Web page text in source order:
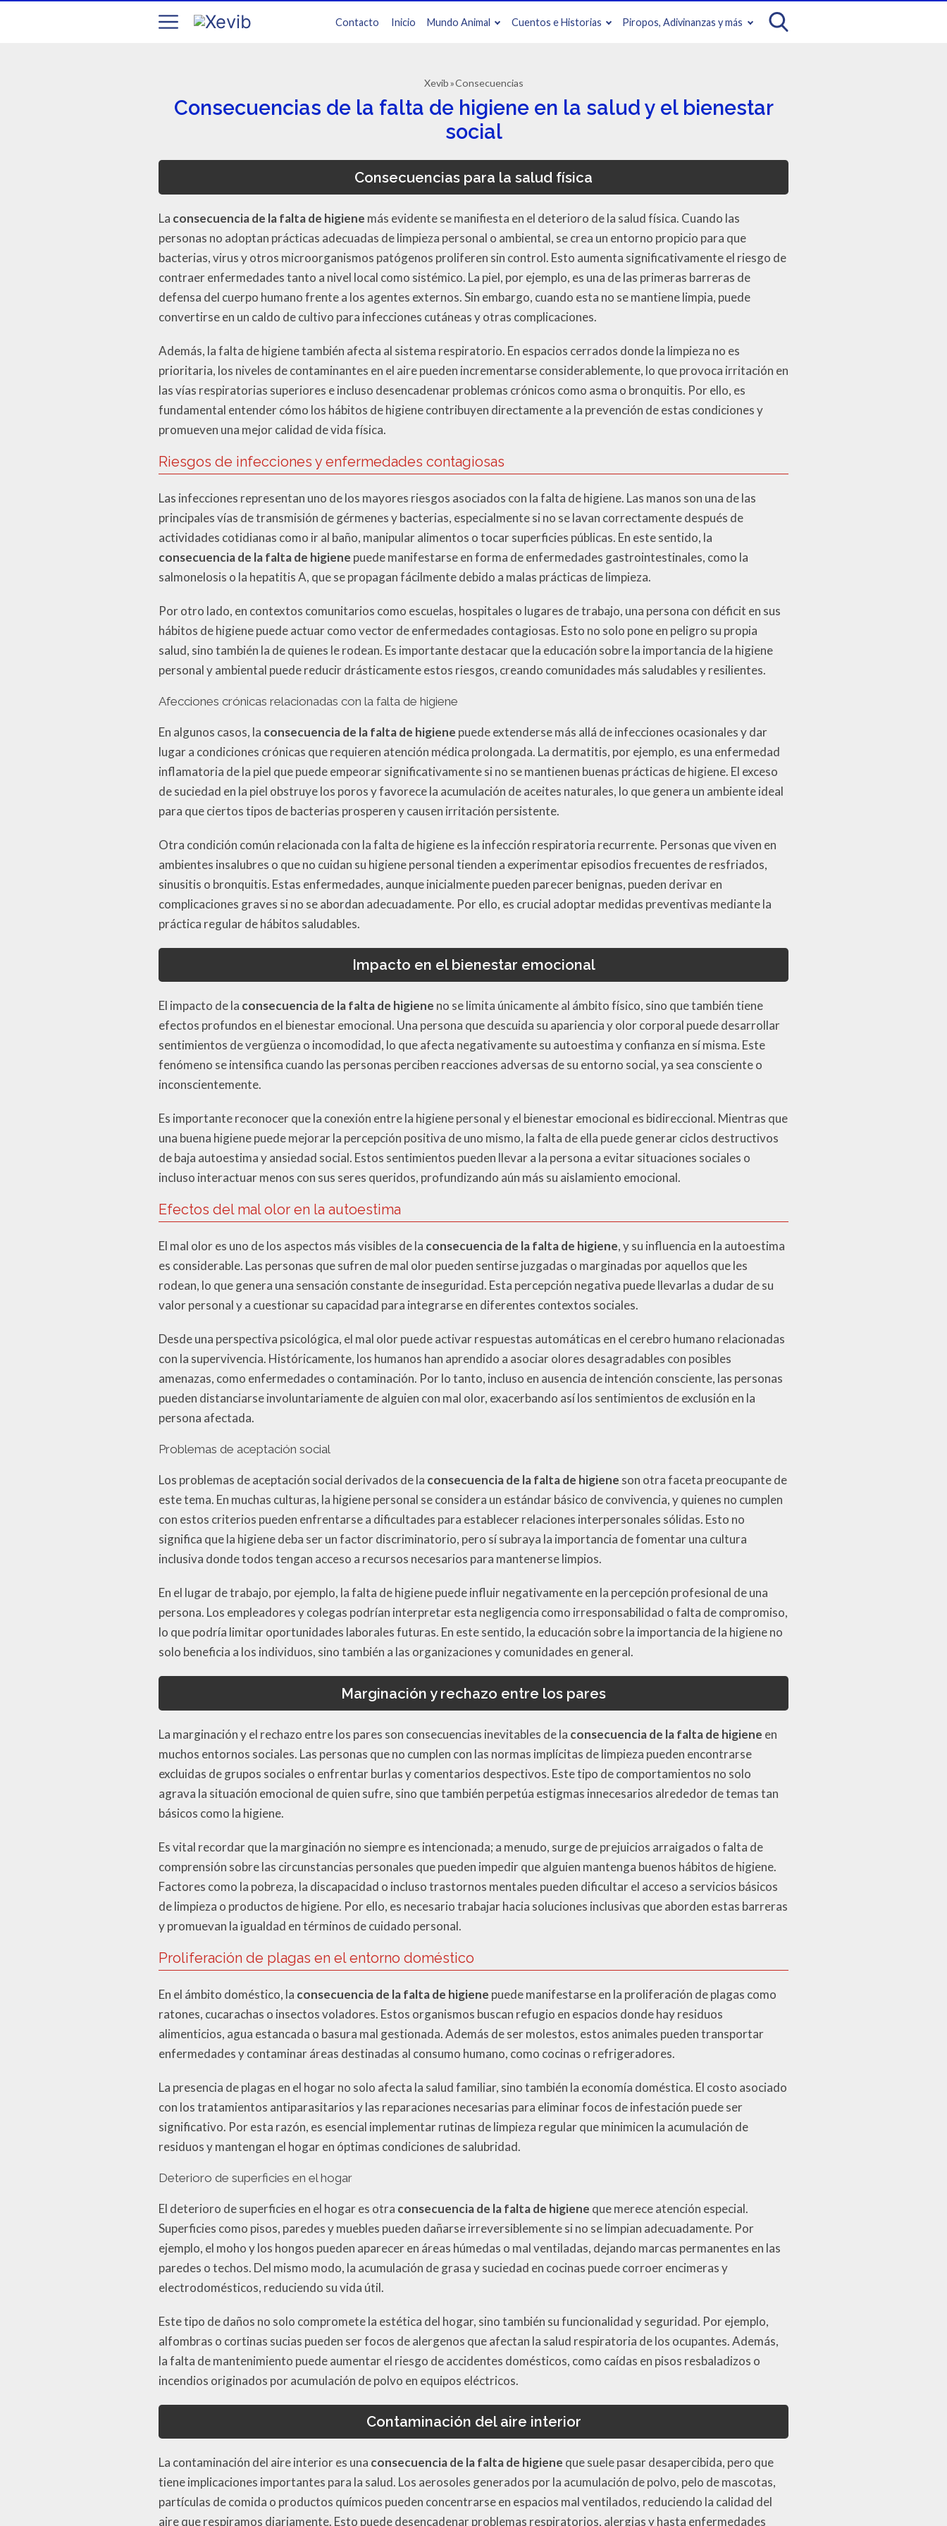
Contacto Inicio Mundo Animal Cuentos e Historias Piropos, Adivinanzas y más
Xevib Consecuencias
Consecuencias de la falta de higiene en la salud y el bienestar
social
Consecuencias para la salud física
La consecuencia de la falta de higiene más evidente se manifiesta en el deterioro de la salud física. Cuando las
personas no adoptan prácticas adecuadas de limpieza personal o ambiental, se crea un entorno propicio para que
bacterias, virus y otros microorganismos patógenos proliferen sin control. Esto aumenta significativamente el riesgo de
contraer enfermedades tanto a nivel local como sistémico. La piel, por ejemplo, es una de las primeras barreras de
defensa del cuerpo humano frente a los agentes externos. Sin embargo, cuando esta no se mantiene limpia, puede
convertirse en un caldo de cultivo para infecciones cutáneas y otras complicaciones.
Además, la falta de higiene también afecta al sistema respiratorio. En espacios cerrados donde la limpieza no es
prioritaria, los niveles de contaminantes en el aire pueden incrementarse considerablemente, lo que provoca irritación en
las vías respiratorias superiores e incluso desencadenar problemas crónicos como asma o bronquitis. Por ello, es
fundamental entender cómo los hábitos de higiene contribuyen directamente a la prevención de estas condiciones y
promueven una mejor calidad de vida física.
Riesgos de infecciones y enfermedades contagiosas
Las infecciones representan uno de los mayores riesgos asociados con la falta de higiene. Las manos son una de las
principales vías de transmisión de gérmenes y bacterias, especialmente si no se lavan correctamente después de
actividades cotidianas como ir al baño, manipular alimentos o tocar superficies públicas. En este sentido, la
consecuencia de la falta de higiene puede manifestarse en forma de enfermedades gastrointestinales, como la
salmonelosis o la hepatitis A, que se propagan fácilmente debido a malas prácticas de limpieza.
Por otro lado, en contextos comunitarios como escuelas, hospitales o lugares de trabajo, una persona con déficit en sus
hábitos de higiene puede actuar como vector de enfermedades contagiosas. Esto no solo pone en peligro su propia
salud, sino también la de quienes le rodean. Es importante destacar que la educación sobre la importancia de la higiene
personal y ambiental puede reducir drásticamente estos riesgos, creando comunidades más saludables y resilientes.
Afecciones crónicas relacionadas con la falta de higiene
En algunos casos, la consecuencia de la falta de higiene puede extenderse más allá de infecciones ocasionales y dar
lugar a condiciones crónicas que requieren atención médica prolongada. La dermatitis, por ejemplo, es una enfermedad
inflamatoria de la piel que puede empeorar significativamente si no se mantienen buenas prácticas de higiene. El exceso
de suciedad en la piel obstruye los poros y favorece la acumulación de aceites naturales, lo que genera un ambiente ideal
para que ciertos tipos de bacterias prosperen y causen irritación persistente.
Otra condición común relacionada con la falta de higiene es la infección respiratoria recurrente. Personas que viven en
ambientes insalubres o que no cuidan su higiene personal tienden a experimentar episodios frecuentes de resfriados,
sinusitis o bronquitis. Estas enfermedades, aunque inicialmente pueden parecer benignas, pueden derivar en
complicaciones graves si no se abordan adecuadamente. Por ello, es crucial adoptar medidas preventivas mediante la
práctica regular de hábitos saludables.
Impacto en el bienestar emocional
El impacto de la consecuencia de la falta de higiene no se limita únicamente al ámbito físico, sino que también tiene
efectos profundos en el bienestar emocional. Una persona que descuida su apariencia y olor corporal puede desarrollar
sentimientos de vergüenza o incomodidad, lo que afecta negativamente su autoestima y confianza en sí misma. Este
fenómeno se intensifica cuando las personas perciben reacciones adversas de su entorno social, ya sea consciente o
inconscientemente.
Es importante reconocer que la conexión entre la higiene personal y el bienestar emocional es bidireccional. Mientras que
una buena higiene puede mejorar la percepción positiva de uno mismo, la falta de ella puede generar ciclos destructivos
de baja autoestima y ansiedad social. Estos sentimientos pueden llevar a la persona a evitar situaciones sociales o
incluso interactuar menos con sus seres queridos, profundizando aún más su aislamiento emocional.
Efectos del mal olor en la autoestima
El mal olor es uno de los aspectos más visibles de la consecuencia de la falta de higiene, y su influencia en la autoestima
es considerable. Las personas que sufren de mal olor pueden sentirse juzgadas o marginadas por aquellos que les
rodean, lo que genera una sensación constante de inseguridad. Esta percepción negativa puede llevarlas a dudar de su
valor personal y a cuestionar su capacidad para integrarse en diferentes contextos sociales.
Desde una perspectiva psicológica, el mal olor puede activar respuestas automáticas en el cerebro humano relacionadas
con la supervivencia. Históricamente, los humanos han aprendido a asociar olores desagradables con posibles
amenazas, como enfermedades o contaminación. Por lo tanto, incluso en ausencia de intención consciente, las personas
pueden distanciarse involuntariamente de alguien con mal olor, exacerbando así los sentimientos de exclusión en la
persona afectada.
Problemas de aceptación social
Los problemas de aceptación social derivados de la consecuencia de la falta de higiene son otra faceta preocupante de
este tema. En muchas culturas, la higiene personal se considera un estándar básico de convivencia, y quienes no cumplen
con estos criterios pueden enfrentarse a dificultades para establecer relaciones interpersonales sólidas. Esto no
significa que la higiene deba ser un factor discriminatorio, pero sí subraya la importancia de fomentar una cultura
inclusiva donde todos tengan acceso a recursos necesarios para mantenerse limpios.
En el lugar de trabajo, por ejemplo, la falta de higiene puede influir negativamente en la percepción profesional de una
persona. Los empleadores y colegas podrían interpretar esta negligencia como irresponsabilidad o falta de compromiso,
lo que podría limitar oportunidades laborales futuras. En este sentido, la educación sobre la importancia de la higiene no
solo beneficia a los individuos, sino también a las organizaciones y comunidades en general.
Marginación y rechazo entre los pares
La marginación y el rechazo entre los pares son consecuencias inevitables de la consecuencia de la falta de higiene en
muchos entornos sociales. Las personas que no cumplen con las normas implícitas de limpieza pueden encontrarse
excluidas de grupos sociales o enfrentar burlas y comentarios despectivos. Este tipo de comportamientos no solo
agrava la situación emocional de quien sufre, sino que también perpetúa estigmas innecesarios alrededor de temas tan
básicos como la higiene.
Es vital recordar que la marginación no siempre es intencionada; a menudo, surge de prejuicios arraigados o falta de
comprensión sobre las circunstancias personales que pueden impedir que alguien mantenga buenos hábitos de higiene.
Factores como la pobreza, la discapacidad o incluso trastornos mentales pueden dificultar el acceso a servicios básicos
de limpieza o productos de higiene. Por ello, es necesario trabajar hacia soluciones inclusivas que aborden estas barreras
y promuevan la igualdad en términos de cuidado personal.
Proliferación de plagas en el entorno doméstico
En el ámbito doméstico, la consecuencia de la falta de higiene puede manifestarse en la proliferación de plagas como
ratones, cucarachas o insectos voladores. Estos organismos buscan refugio en espacios donde hay residuos
alimenticios, agua estancada o basura mal gestionada. Además de ser molestos, estos animales pueden transportar
enfermedades y contaminar áreas destinadas al consumo humano, como cocinas o refrigeradores.
La presencia de plagas en el hogar no solo afecta la salud familiar, sino también la economía doméstica. El costo asociado
con los tratamientos antiparasitarios y las reparaciones necesarias para eliminar focos de infestación puede ser
significativo. Por esta razón, es esencial implementar rutinas de limpieza regular que minimicen la acumulación de
residuos y mantengan el hogar en óptimas condiciones de salubridad.
Deterioro de superficies en el hogar
El deterioro de superficies en el hogar es otra consecuencia de la falta de higiene que merece atención especial.
Superficies como pisos, paredes y muebles pueden dañarse irreversiblemente si no se limpian adecuadamente. Por
ejemplo, el moho y los hongos pueden aparecer en áreas húmedas o mal ventiladas, dejando marcas permanentes en las
paredes o techos. Del mismo modo, la acumulación de grasa y suciedad en cocinas puede corroer encimeras y
electrodomésticos, reduciendo su vida útil.
Este tipo de daños no solo compromete la estética del hogar, sino también su funcionalidad y seguridad. Por ejemplo,
alfombras o cortinas sucias pueden ser focos de alergenos que afectan la salud respiratoria de los ocupantes. Además,
la falta de mantenimiento puede aumentar el riesgo de accidentes domésticos, como caídas en pisos resbaladizos o
incendios originados por acumulación de polvo en equipos eléctricos.
Contaminación del aire interior
La contaminación del aire interior es una consecuencia de la falta de higiene que suele pasar desapercibida, pero que
tiene implicaciones importantes para la salud. Los aerosoles generados por la acumulación de polvo, pelo de mascotas,
partículas de comida o productos químicos pueden concentrarse en espacios mal ventilados, reduciendo la calidad del
aire que respiramos diariamente. Esto puede desencadenar problemas respiratorios, alergias y hasta enfermedades